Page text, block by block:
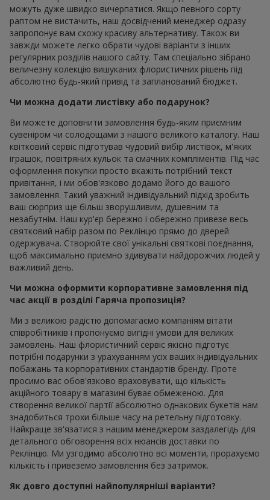
можуть дуже швидко вичерпатися. Якщо певного сорту
раптом не вистачить, наш досвідчений менеджер одразу
запропонує вам схожу красиву альтернативу. Також ви
завжди можете легко обрати чудові варіанти з інших
регулярних розділів нашого сайту. Там спеціально зібрано
величезну колекцію вишуканих флористичних рішень під
абсолютно будь-який привід та запланований бюджет.
Чи можна додати листівку або подарунок?
Ви можете доповнити замовлення будь-яким приємним
сувеніром чи солодощами з нашого великого каталогу. Наш
квітковий сервіс підготував чудовий вибір листівок, м'яких
іграшок, повітряних кульок та смачних компліментів. Під час
оформлення покупки просто вкажіть потрібний текст
привітання, і ми обов'язково додамо його до вашого
замовлення. Такий уважний індивідуальний підхід зробить
ваш сюрприз ще більш зворушливим, душевним та
незабутнім. Наш кур'єр бережно і обережно привезе весь
святковий набір разом по Реклінцю прямо до дверей
одержувача. Створюйте свої унікальні святкові поєднання,
щоб максимально приємно здивувати найдорожчих людей у
важливий день.
Чи можна оформити корпоративне замовлення під
час акції в розділі Гаряча пропозиція?
Ми з великою радістю допомагаємо компаніям вітати
співробітників і пропонуємо вигідні умови для великих
замовлень. Наш флористичний сервіс якісно підготує
потрібні подарунки з урахуванням усіх ваших індивідуальних
побажань та корпоративних стандартів бренду. Проте
просимо вас обов'язково враховувати, що кількість
акційного товару в магазині буває обмеженою. Для
створення великої партії абсолютно однакових букетів нам
знадобиться трохи більше часу на ретельну підготовку.
Найкраще зв'язатися з нашим менеджером заздалегідь для
детального обговорення всіх нюансів доставки по
Реклінцю. Ми узгодимо абсолютно всі моменти, прорахуємо
кількість і привеземо замовлення без затримок.
Як довго доступні найпопулярніші варіанти?